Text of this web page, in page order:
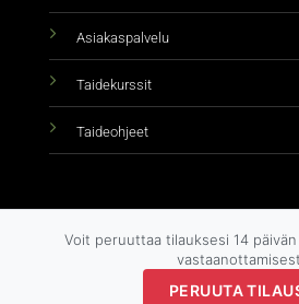
Asiakaspalvelu
Taidekurssit
Taideohjeet
Copyright 2026 ©
Voit peruuttaa tilauksesi 14
PERUUTA